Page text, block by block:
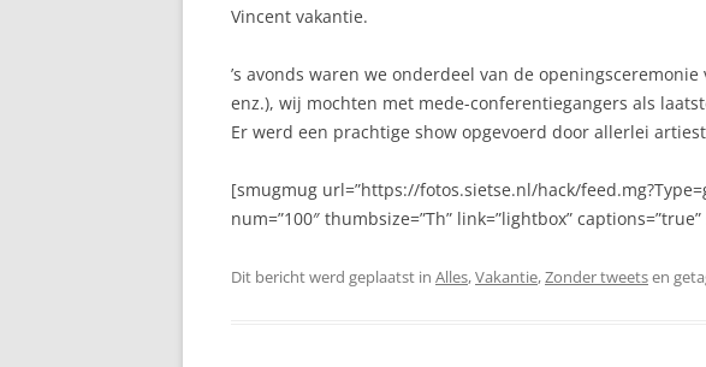
Vincent vakantie.
’s avonds waren we onderdeel van de
enz.), wij mochten met mede-conferentiegangers als
Er werd een prachtige show opgevoerd door allerlei
[smugmug url=”https://fotos.sietse.nl/hack/
num=”100″ thumbsize=”Th” link=”lightbox”
Dit bericht werd geplaatst in Alles,Vakantie,Zonder tweetsen